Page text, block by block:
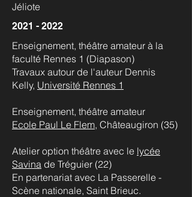
Jéliote
2021 - 2022
Enseignement, théâtre amateur à la
faculté Rennes 1 (Diapason)
Travaux autour de l'auteur Dennis
Kelly, Université Rennes 1
Enseignement, théâtre amateur
Ecole Paul Le Flem, Châteaugiron (35)
Atelier option théâtre avec le lycée
Savina de Tréguier (22)
En partenariat avec La Passerelle -
Scène nationale, Saint Brieuc.